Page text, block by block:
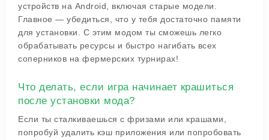
устройств на Android, включая старые модели.
Главное — убедиться, что у тебя достаточно памяти
для установки. С этим модом ты сможешь легко
обрабатывать ресурсы и быстро нагибать всех
соперников на фермерских турнирах!
Что делать, если игра начинает крашиться
после установки мода?
Если ты сталкиваешься с фризами или крашами,
попробуй удалить кэш приложения или попробовать